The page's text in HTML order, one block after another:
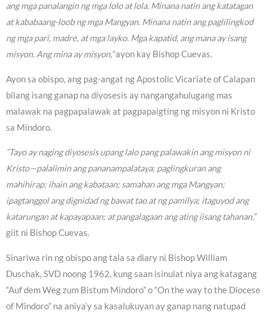
ang mga panalangin ng mga lolo at lola. Minana natin ang katatagan
at kababaang-loob ng mga Mangyan. Minana natin ang paglilingkod
ng mga pari, madre, at mga layko. Mga kapatid, ang mana ay isang
misyon. Ang mina ay misyon,”ayon kay Bishop Cuevas.
Ayon sa obispo, ang pag-angat ng Apostolic Vicariate of Calapan
bilang isang ganap na diyosesis ay nangangahulugang mas
malawak na pagpapalawak at pagpapaigting ng misyon ni Kristo
sa Mindoro.
“Tayo ay naging diyosesis upang lalo pang palawakin ang misyon ni
Kristo—palalimin ang pananampalataya; paglingkuran ang
mahihirap; ihain ang kabataan; samahan ang mga Mangyan;
ipagtanggol ang dignidad ng bawat tao at ng pamilya; itaguyod ang
katarungan at kapayapaan; at pangalagaan ang ating iisang tahanan,”
giit ni Bishop Cuevas.
Sinariwa rin ng obispo ang tala sa diary ni Bishop William
Duschak, SVD noong 1962, kung saan isinulat niya ang katagang
“Auf dem Weg zum Bistum Mindoro” o “On the way to the Diocese
of Mindoro” na aniya’y sa kasalukuyan ay ganap nang natupad